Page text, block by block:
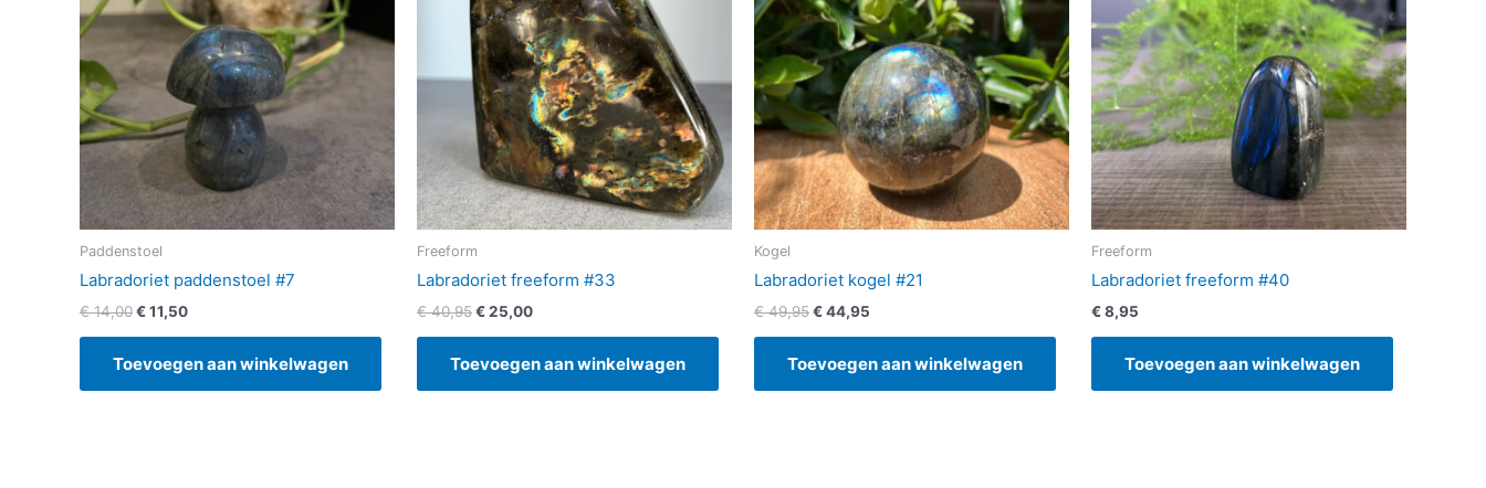
Paddenstoel
Labradoriet paddenstoel #7
€14,00€11,50
Toevoegen aan winkelwagen
Freeform
Labradoriet freeform #33
€40,95€25,00
Toevoegen aan winkelwagen
Kogel
Labradoriet kogel #21
€49,95€44,95
Toevoegen aan winkelwagen
Freeform
Labradoriet freeform #40
€8,95
Toevoegen aan winkelwagen